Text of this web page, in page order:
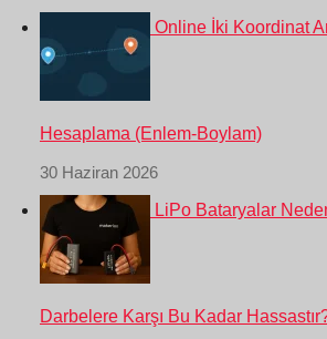
Online İki Koordinat
Hesaplama (Enlem-Boylam)
30 Haziran 2026
LiPo Bataryalar
Darbelere Karşı Bu Kadar